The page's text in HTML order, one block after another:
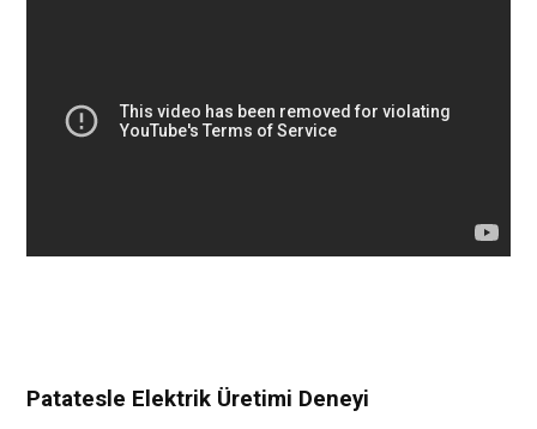
Patatesle Elektrik Üretimi Deneyi